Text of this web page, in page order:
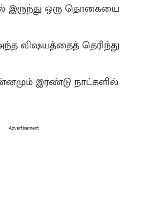
இருந்து ஒரு தொகையை
விஷயத்தைத் தெரிந்து
இரண்டு நாட்களில்
Advertisement